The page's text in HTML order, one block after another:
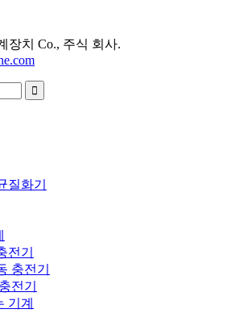
장치 Co., 주식 회사.
질화기
전기
충전기
전기
기계